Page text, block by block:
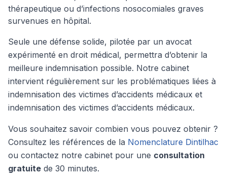
thérapeutique ou d’infections nosocomiales graves
survenues en hôpital.
Seule une défense solide, pilotée par un avocat
expérimenté en droit médical, permettra d’obtenir la
meilleure indemnisation possible. Notre cabinet
intervient régulièrement sur les problématiques liées à
indemnisation des victimes d’accidents médicaux et
indemnisation des victimes d’accidents médicaux.
Vous souhaitez savoir combien vous pouvez obtenir ?
Consultez les références de la Nomenclature Dintilhac
ou contactez notre cabinet pour une consultation
gratuite de 30 minutes.